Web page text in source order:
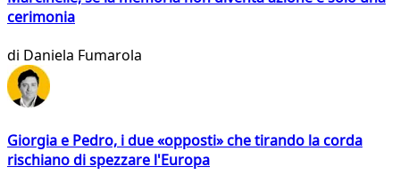
cerimonia
di Daniela Fumarola
Giorgia e Pedro, i due «opposti» che tirando la corda
rischiano di spezzare l'Europa